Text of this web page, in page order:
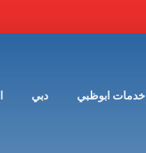
خدمات ابوظبي دبي